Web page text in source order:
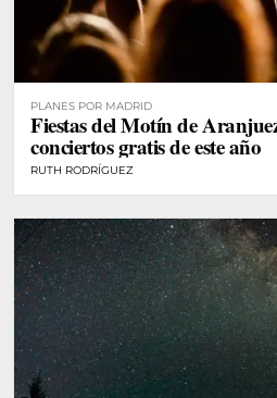
PLANES POR MADRID
Fiestas del Motín de
conciertos gratis de este año
RUTH RODRÍGUEZ